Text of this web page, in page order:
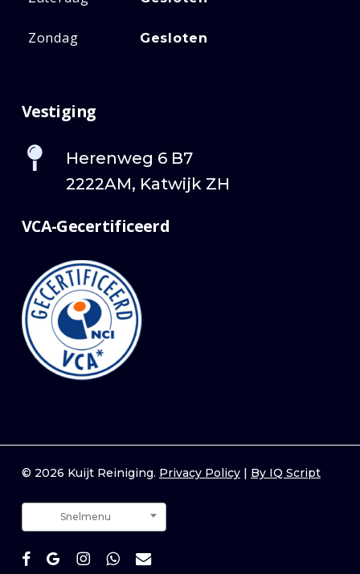
Zondag Gesloten
Vestiging
Herenweg 6 B7
2222AM, Katwijk ZH
VCA-Gecertificeerd
© 2026 Kuijt Reiniging. Privacy Policy| By IQ Script
Snelmenu
facebookgoogle-instagramwhatsapp
email